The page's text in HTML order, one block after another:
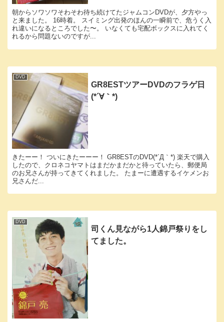
朝からソワソワそわそわ待ち続けてたジャムコンDVDが、夕方やっ
と来ました。 16時着。 スイミング出発のほんの一瞬前で、危うく入
れ違いになるところでした〜。 いなくても宅配ボックスに入れてく
れるから問題ないのですが...
DVD
GR8ESTツアーDVDのフラゲ日
(*´∀｀*)
きたーー！ ついにきたーーー！ GR8ESTのDVD(*´Д｀*) 楽天で購入
したので、クロネコヤマトはまだかまだかと待っていたら、郵便局
のお兄さんが持ってきてくれました。 たまーに遭遇するイケメンお
兄さんだ...
DVD
司くん見ながら1人錦戸祭りをし
てました。